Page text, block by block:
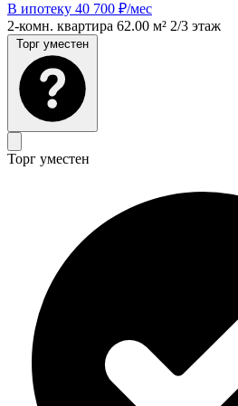
В ипотеку 40 700 ₽/мес
2-комн. квартира 62.00 м² 2/3 этаж
Торг уместен
Торг уместен